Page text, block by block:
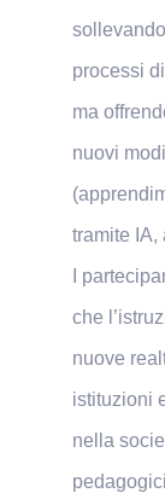
processi
ma
nuovi
tramite
I
che
nuove
istituzioni
nella